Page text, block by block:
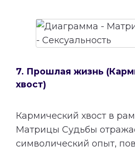
7. Прошлая жизнь
хвост)
Кармический хвост в
Матрицы Судьбы
символический опыт,